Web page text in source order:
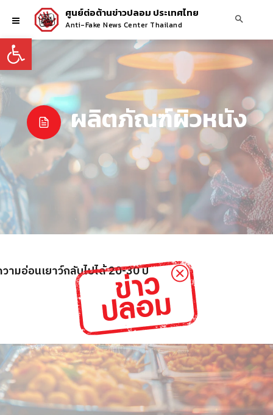
Open toolbar
ศูนย์ต่อต้านข่าวปลอม ประเทศไทย
Anti-Fake News Center Thailand
ผลิตภัณฑ์ผิวหนัง
มอ่อนเยาว์กลับไปได้ 20-30 ปี